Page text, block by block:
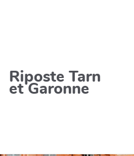
Riposte Tarn
et Garonne